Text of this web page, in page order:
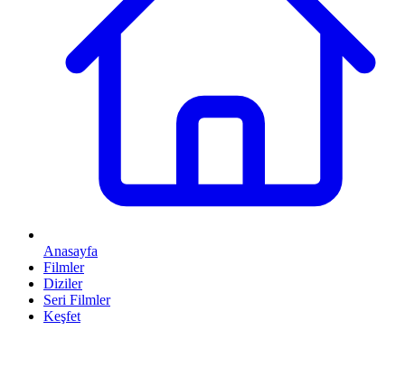
Anasayfa
Filmler
Diziler
Seri Filmler
Keşfet